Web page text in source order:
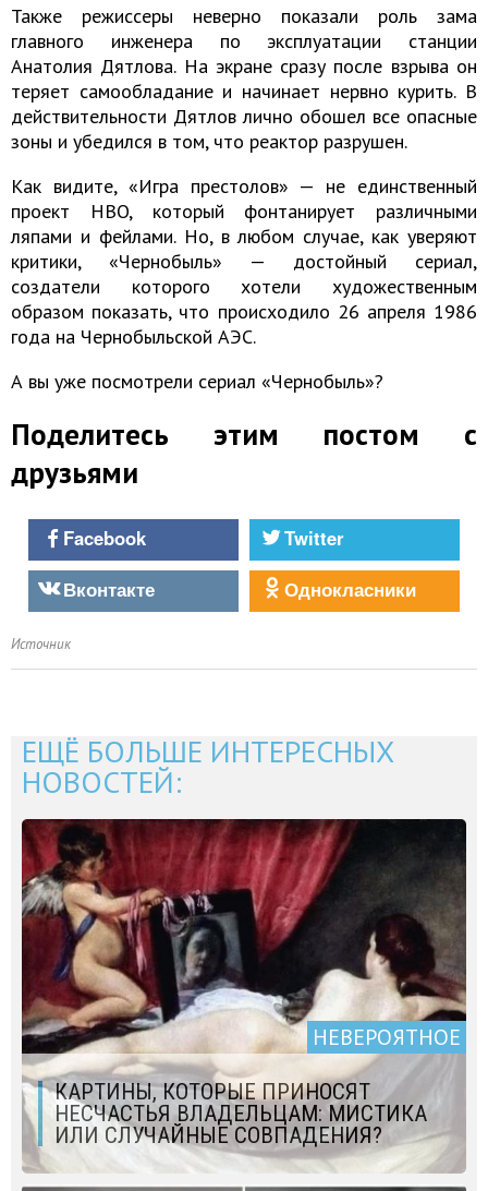
Также режиссеры неверно показали роль зама
главного инженера по эксплуатации станции
Анатолия Дятлова. На экране сразу после взрыва он
теряет самообладание и начинает нервно курить. В
действительности Дятлов лично обошел все опасные
зоны и убедился в том, что реактор разрушен.
Как видите, «Игра престолов» — не единственный
проект HBO, который фонтанирует различными
ляпами и фейлами. Но, в любом случае, как уверяют
критики, «Чернобыль» — достойный сериал,
создатели которого хотели художественным
образом показать, что происходило 26 апреля 1986
года на Чернобыльской АЭС.
А вы уже посмотрели сериал «Чернобыль»?
Поделитесь этим постом с
друзьями
Facebook
Twitter
Вконтакте
Однокласники
Источник
ЕЩЁ БОЛЬШЕ ИНТЕРЕСНЫХ
НОВОСТЕЙ:
НЕВЕРОЯТНОЕ
КАРТИНЫ, КОТОРЫЕ ПРИНОСЯТ
НЕСЧАСТЬЯ ВЛАДЕЛЬЦАМ: МИСТИКА
ИЛИ СЛУЧАЙНЫЕ СОВПАДЕНИЯ?